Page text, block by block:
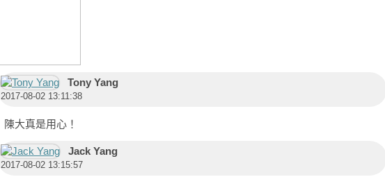
Tony Yang
2017-08-02 13:11:38
陳大真是用心！
Jack Yang
2017-08-02 13:15:57